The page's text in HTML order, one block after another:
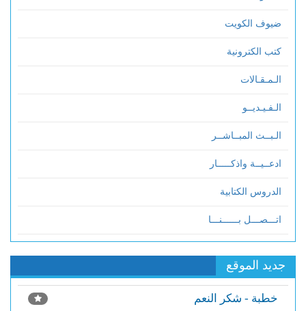
ضيوف الكويت
كتب الكترونية
الـمـقـالات
الـفـيـديــو
الـبــث المبــاشــر
ادعــيــة واذكـــــار
الدروس الكتابية
اتـــصـــل بــــــنـــا
جديد الموقع
خطبة - شكر النعم